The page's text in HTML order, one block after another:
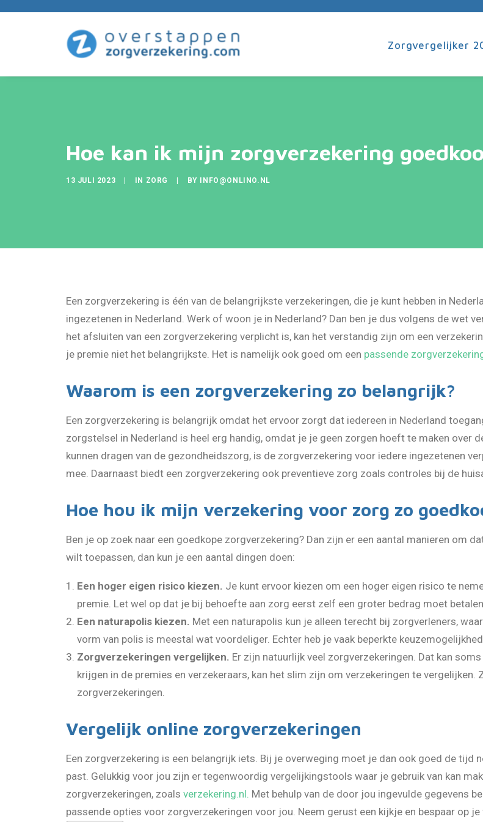
Zorgvergelijker
Hoe kan ik mijn zorgverzekering
13 JULI 2023 IN ZORG BY INFO@ONLINO.NL
Een zorgverzekering is één van de belangrijkste verzekeringen, die je kunt hebben in
ingezetenen in Nederland. Werk of woon je in Nederland? Dan ben je dus volgens de wet
het afsluiten van een zorgverzekering verplicht is, kan het verstandig zijn om een
je premie niet het belangrijkste. Het is namelijk ook goed om een passende
Waarom is een zorgverzekering zo belangrijk?
Een zorgverzekering is belangrijk omdat het ervoor zorgt dat iedereen in Nederland
zorgstelsel in Nederland is heel erg handig, omdat je je geen zorgen hoeft te maken over
kunnen dragen van de gezondheidszorg, is de zorgverzekering voor iedere ingezetenen
mee. Daarnaast biedt een zorgverzekering ook preventieve zorg zoals controles bij de
Hoe hou ik mijn verzekering voor zorg zo
Ben je op zoek naar een goedkope zorgverzekering? Dan zijn er een aantal manieren om
wilt toepassen, dan kun je een aantal dingen doen:
Een hoger eigen risico kiezen. Je kunt ervoor kiezen om een hoger eigen risico te
premie. Let wel op dat je bij behoefte aan zorg eerst zelf een groter bedrag moet
Een naturapolis kiezen. Met een naturapolis kun je alleen terecht bij zorgverleners,
vorm van polis is meestal wat voordeliger. Echter heb je vaak beperkte
Zorgverzekeringen vergelijken. Er zijn natuurlijk veel zorgverzekeringen. Dat kan
krijgen in de premies en verzekeraars, kan het slim zijn om verzekeringen te
zorgverzekeringen.
Vergelijk online zorgverzekeringen
Een zorgverzekering is een belangrijk iets. Bij je overweging moet je dan ook goed de tijd
past. Gelukkig voor jou zijn er tegenwoordig vergelijkingstools waar je gebruik van kan
zorgverzekeringen, zoals verzekering.nl. Met behulp van de door jou ingevulde gegevens
passende opties voor zorgverzekeringen voor jou. Neem gerust een kijkje en bespaar op